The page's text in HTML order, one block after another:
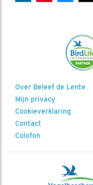
Over Beleef de Lente
Mijn privacy
Cookieverklaring
Contact
Colofon